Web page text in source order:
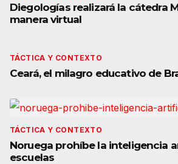
Diegologías realizará la cátedra
manera virtual
TÁCTICA Y CONTEXTO
Ceará, el milagro educativo de
TÁCTICA Y CONTEXTO
Noruega prohíbe la inteligencia
escuelas